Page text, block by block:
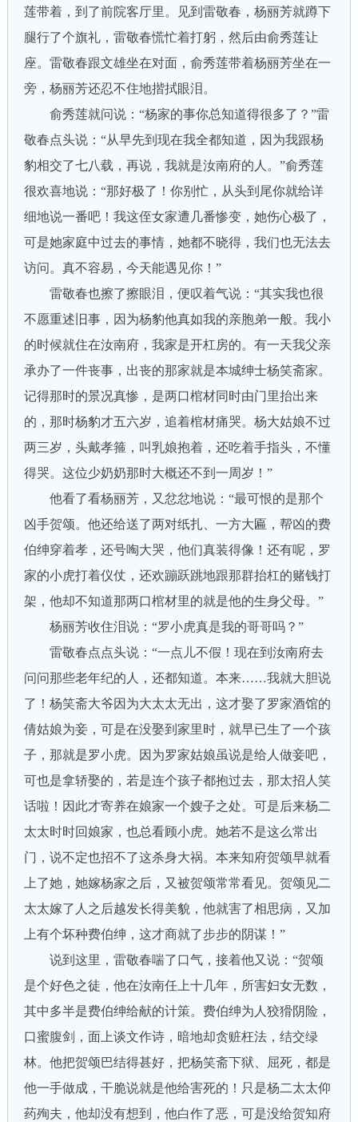
莲带着，到了前院客厅里。见到雷敬春，杨丽芳就蹲下
腿行了个旗礼，雷敬春慌忙着打躬，然后由俞秀莲让
座。雷敬春跟文雄坐在对面，俞秀莲带着杨丽芳坐在一
旁，杨丽芳还忍不住地揩拭眼泪。
俞秀莲就问说：“杨家的事你总知道得很多了？”雷
敬春点头说：“从早先到现在我全都知道，因为我跟杨
豹相交了七八载，再说，我就是汝南府的人。”俞秀莲
很欢喜地说：“那好极了！你别忙，从头到尾你就给详
细地说一番吧！我这侄女家遭几番惨变，她伤心极了，
可是她家庭中过去的事情，她都不晓得，我们也无法去
访问。真不容易，今天能遇见你！”
雷敬春也擦了擦眼泪，便叹着气说：“其实我也很
不愿重述旧事，因为杨豹他真如我的亲胞弟一般。我小
的时候就住在汝南府，我家是开杠房的。有一天我父亲
承办了一件丧事，出丧的那家就是本城绅士杨笑斋家。
记得那时的景况真惨，是两口棺材同时由门里抬出来
的，那时杨豹才五六岁，追着棺材痛哭。杨大姑娘不过
两三岁，头戴孝箍，叫乳娘抱着，还吃着手指头，不懂
得哭。这位少奶奶那时大概还不到一周岁！”
他看了看杨丽芳，又忿忿地说：“最可恨的是那个
凶手贺颂。他还给送了两对纸扎、一方大匾，帮凶的费
伯绅穿着孝，还号啕大哭，他们真装得像！还有呢，罗
家的小虎打着仪仗，还欢蹦跃跳地跟那群抬杠的赌钱打
架，他却不知道那两口棺材里的就是他的生身父母。”
杨丽芳收住泪说：“罗小虎真是我的哥哥吗？”
雷敬春点点头说：“一点儿不假！现在到汝南府去
问问那些老年纪的人，还都知道。本来……我就大胆说
了！杨笑斋大爷因为大太太无出，这才娶了罗家酒馆的
倩姑娘为妾，可是在没娶到家里时，就早已生了一个孩
子，那就是罗小虎。因为罗家姑娘虽说是给人做妾吧，
可也是拿轿娶的，若是连个孩子都抱过去，那太招人笑
话啦！因此才寄养在娘家一个嫂子之处。可是后来杨二
太太时时回娘家，也总看顾小虎。她若不是这么常出
门，说不定也招不了这杀身大祸。本来知府贺颂早就看
上了她，她嫁杨家之后，又被贺颂常常看见。贺颂见二
太太嫁了人之后越发长得美貌，他就害了相思病，又加
上有个坏种费伯绅，这才商就了步步的阴谋！”
说到这里，雷敬春喘了口气，接着他又说：“贺颂
是个好色之徒，他在汝南任上十几年，所害妇女无数，
其中多半是费伯绅给献的计策。费伯绅为人狡猾阴险，
口蜜腹剑，面上谈文作诗，暗地却贪赃枉法，结交绿
林。他把贺颂巴结得甚好，把杨笑斋下狱、屈死，都是
他一手做成，干脆说就是他给害死的！只是杨二太太仰
药殉夫，他却没有想到，他白作了恶，可是没给贺知府